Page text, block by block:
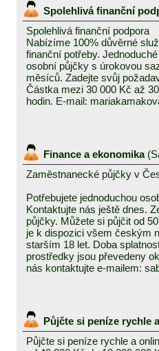
Spolehlivá finanční
Spolehlivá finanční podpora
Nabízíme 100% důvěrné
finanční potřeby.
osobní půjčky s úrokovou
měsíců. Zadejte svůj
Částka mezi 30 000 Kč až
hodin. E-mail:
Finance a ekonomika (
Zaměstnanecké půjčky v
Potřebujete jednoduchou
Kontaktujte nás ještě dnes.
půjčky. Můžete si půjčit od
je k dispozici všem českým
starším 18 let. Doba
prostředky jsou převedeny
nás kontaktujte e-mailem:
Půjčte si peníze rychle
Půjčte si peníze rychle a